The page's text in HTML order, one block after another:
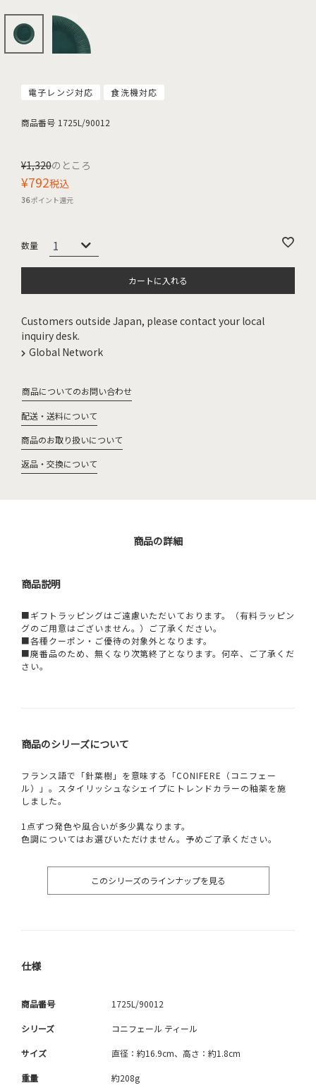
電子レンジ対応 食洗機対応
商品番号 1725L/90012
¥1,320のところ
¥792税込
36ポイント還元
カートに入れる
Customers outside Japan, please contact your local
inquiry desk.
Global Network
商品についてのお問い合わせ
配送・送料について
商品のお取り扱いについて
返品・交換について
商品の詳細
商品説明
■ギフトラッピングはご遠慮いただいております。（有料ラッピン
グのご用意はございません。）ご了承ください。
■各種クーポン・ご優待の対象外となります。
■廃番品のため、無くなり次第終了となります。何卒、ご了承くだ
さい。
商品のシリーズについて
フランス語で「針葉樹」を意味する「CONIFERE（コニフェー
ル）」。スタイリッシュなシェイプにトレンドカラーの釉薬を施
しました。
1点ずつ発色や風合いが多少異なります。
色調についてはお選びいただけません。予めご了承ください。
このシリーズのラインナップを見る
仕様
商品番号 1725L/90012
シリーズ コニフェール ティール
サイズ 直径：約16.9cm、高さ：約1.8cm
重量 約208g